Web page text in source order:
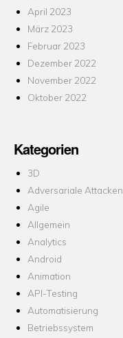
April 2023
März 2023
Februar 2023
Dezember 2022
November 2022
Oktober 2022
Kategorien
3D
Adversariale Attacken
Agile
Allgemein
Analytics
Android
Animation
API-Testing
Automatisierung
Betriebssystem